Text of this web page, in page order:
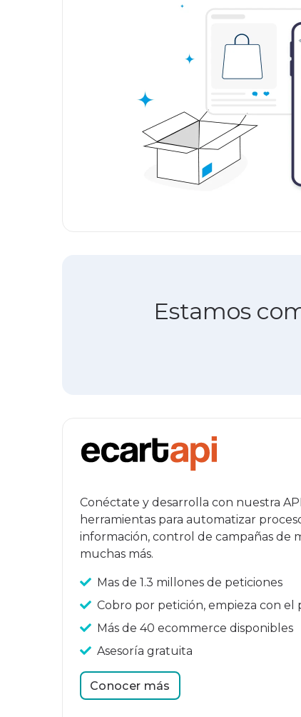
Estamos
Conéctate y desarrolla con nuestra
herramientas para automatizar
información, control de campañas de
muchas más.
Mas de 1.3 millones de peticiones
Cobro por petición, empieza con el
Más de 40 ecommerce disponibles
Asesoría gratuita
Conocer más